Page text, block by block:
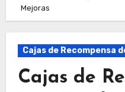
Mejoras
Cajas de Recompensa
Cajas de